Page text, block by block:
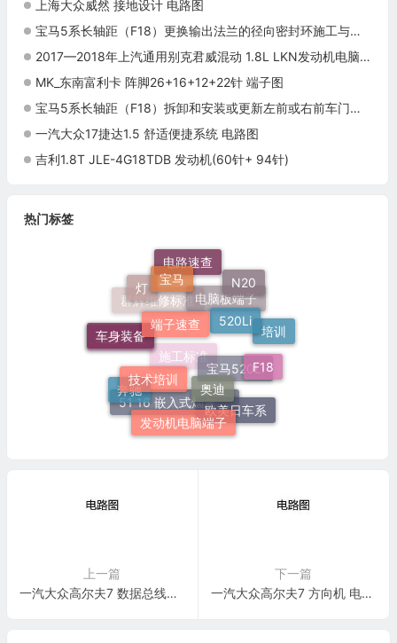
上海大众威然 接地设计 电路图
宝马5系长轴距（F18）更换输出法兰的径向密封环施工与复检标准
2017—2018年上汽通用别克君威混动 1.8L LKN发动机电脑端子
MK_东南富利卡 阵脚26+16+12+22针 端子图
宝马5系长轴距（F18）拆卸和安装或更新左前或右前车门窗玻璃施工与复检标准
一汽大众17捷达1.5 舒适便捷系统 电路图
吉利1.8T JLE-4G18TDB 发动机(60针+ 94针)
热门标签
51 16 嵌入式烟灰缸托架
施工标准宝马520Li
欧美日车系
发动机电脑端子
奔驰
维修标准
群辉维修标准电脑板端子
培训
F18
奥迪
技术培训
车身装备
灯
电路速查
N20
520Li
端子速查
宝马
上一篇
一汽大众高尔夫7 数据总线联网 电路图
下一篇
一汽大众高尔夫7 方向机 电路图